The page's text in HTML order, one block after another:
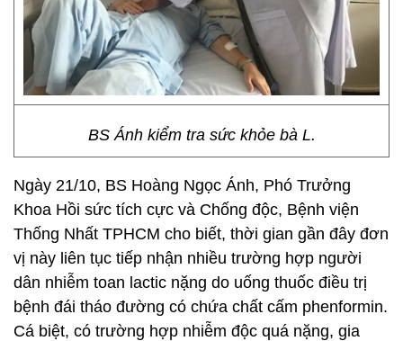
BS Ánh kiểm tra sức khỏe bà L.
Ngày 21/10, BS Hoàng Ngọc Ánh, Phó Trưởng
Khoa Hồi sức tích cực và Chống độc, Bệnh viện
Thống Nhất TPHCM cho biết, thời gian gần đây đơn
vị này liên tục tiếp nhận nhiều trường hợp người
dân nhiễm toan lactic nặng do uống thuốc điều trị
bệnh đái tháo đường có chứa chất cấm phenformin.
Cá biệt, có trường hợp nhiễm độc quá nặng, gia